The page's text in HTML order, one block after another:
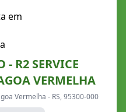
- R2 SERVICE
VERMELHA
Vermelha - RS, 95300-000